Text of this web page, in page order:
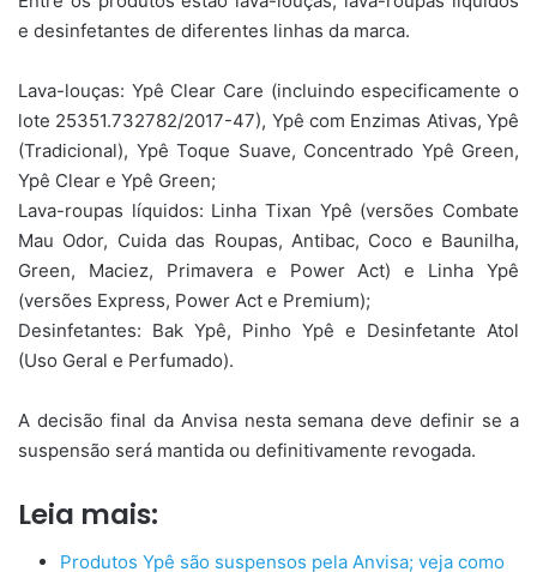
e desinfetantes de diferentes linhas da marca.
Lava-louças: Ypê Clear Care (incluindo especificamente o
lote 25351.732782/2017-47), Ypê com Enzimas Ativas, Ypê
(Tradicional), Ypê Toque Suave, Concentrado Ypê Green,
Ypê Clear e Ypê Green;
Lava-roupas líquidos: Linha Tixan Ypê (versões Combate
Mau Odor, Cuida das Roupas, Antibac, Coco e Baunilha,
Green, Maciez, Primavera e Power Act) e Linha Ypê
(versões Express, Power Act e Premium);
Desinfetantes: Bak Ypê, Pinho Ypê e Desinfetante Atol
(Uso Geral e Perfumado).
A decisão final da Anvisa nesta semana deve definir se a
suspensão será mantida ou definitivamente revogada.
Leia mais:
Produtos Ypê são suspensos pela Anvisa; veja como